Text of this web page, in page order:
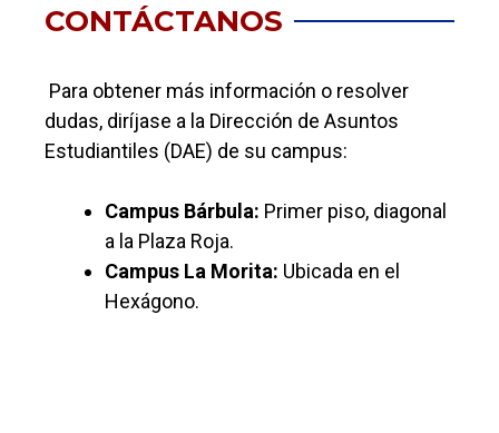
CONTÁCTANOS
Para obtener más información o resolver
dudas, diríjase a la Dirección de Asuntos
Estudiantiles (DAE) de su campus:
Campus Bárbula: Primer piso, diagonal
a la Plaza Roja.
Campus La Morita: Ubicada en el
Hexágono.